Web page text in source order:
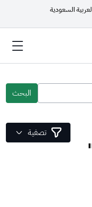
السعودية
البحث
تصفية